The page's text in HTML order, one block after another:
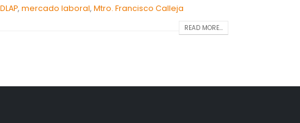
,mercado laboral,Mtro. Francisco Calleja
READ MORE...